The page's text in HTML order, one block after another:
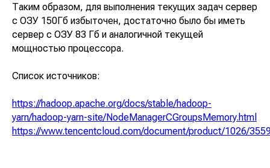
Таким образом, для выполнения текущих задач сервер
с ОЗУ 150Гб избыточен, достаточно было бы иметь
сервер с ОЗУ 83 Гб и аналогичной текущей
мощностью процессора.
Список источников:
https://hadoop.apache.org/docs/stable/hadoop-
yarn/hadoop-yarn-site/NodeManagerCGroupsMemory.html
https://www.tencentcloud.com/document/product/1026/